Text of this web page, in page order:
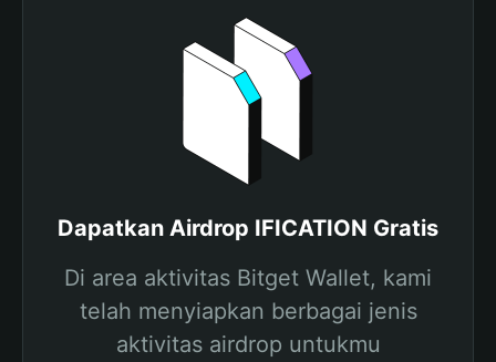
Dapatkan Airdrop IFICATION Gratis
Di area aktivitas Bitget Wallet, kami
telah menyiapkan berbagai jenis
aktivitas airdrop untukmu